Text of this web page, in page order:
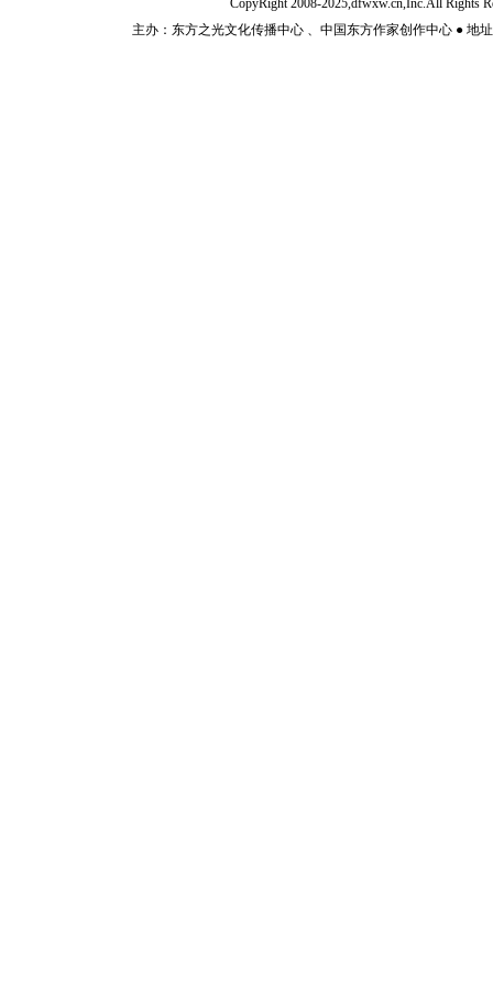
CopyRight 2008-2025,dfwxw.cn,Inc.All Rights
主办：东方之光文化传播中心 、中国东方作家创作中心 ● 地